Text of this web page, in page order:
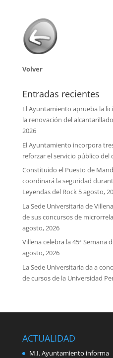
Volver
Entradas recientes
El Ayuntamiento aprueba la
la renovación del
2026
El Ayuntamiento incorpora
reforzar el servicio público del
Constituido el Puesto de
coordinará la seguridad
Leyendas del Rock 5 agosto,
La Sede Universitaria de
de sus concursos de
agosto, 2026
Villena celebra la 45ª Semana
agosto, 2026
La Sede Universitaria da a
de cursos de la Universidad
ACTUALIDAD
M.I. Ayuntamiento informa